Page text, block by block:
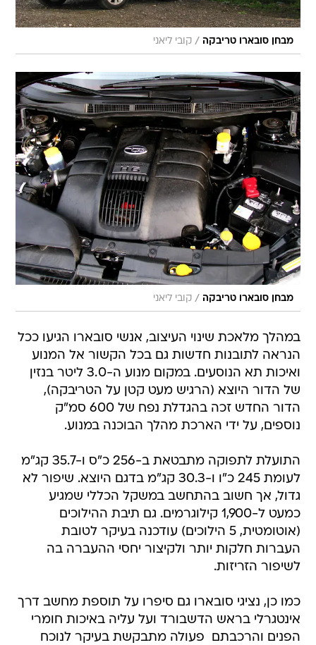
מבחן סובארו טריבקה / קובי ליאני
מבחן סובארו טריבקה / קובי ליאני
במהלך מלאכת שינוי העיצוב, אנשי סובארו הגיעו ככל
הנראה לתובנות חדשות גם בכל הקשור אל המנוע
ואיכות תא הנוסעים. במקום מנוע ה-3.0 ליטר בנזין
של הדור היוצא (הרגיש מעט קטן על הטריבקה),
הדור החדש זכה בהגדלת נפח של 600 סמ"ק
נוספים, על ידי הארכת מהלך הבוכנה במנוע.
התועלת לתפוקה מתבטאת ב-256 כ"ס ו-35.7 קג"מ
לעומת 245 כ"ו ו-30.3 קג"מ בדגם היוצא. שיפור לא
גדול, אך חשוב בהתחשב במשקל הכללי שמגיע
כמעט ל-1,900 קילוגרמים. גם תיבת ההילוכים
(אוטומטית, 5 הילוכים) עודכנה בעיקר לטובת
העברות חלקות יותר ולקיצור יחסי ההעברה בה
לשיפור הזריזות.
כמו כן, נציגי סובארו גם סיפרו על תוספת מחשב דרך
אינטגרלי בראש הדשבורד ועל עליה באיכות חומרי
הפנים והרכבתם  פעולה מתבקשת בעיקר לנוכח